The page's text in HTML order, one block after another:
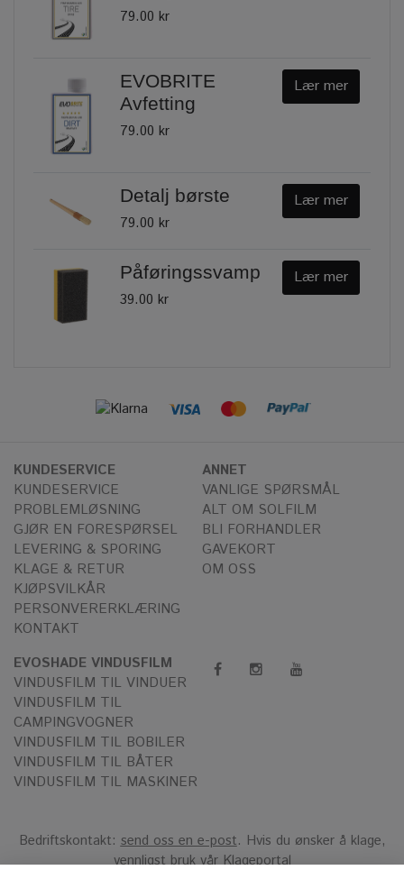
79.00 kr
EVOBRITE
Avfetting
79.00 kr
Lær mer
Detalj børste
79.00 kr
Lær mer
Påføringssvamp
39.00 kr
Lær mer
KUNDESERVICE
KUNDESERVICE
PROBLEMLØSNING
GJØR EN FORESPØRSEL
LEVERING & SPORING
KLAGE & RETUR
KJØPSVILKÅR
PERSONVERERKLÆRING
KONTAKT
ANNET
VANLIGE SPØRSMÅL
ALT OM SOLFILM
BLI FORHANDLER
GAVEKORT
OM OSS
EVOSHADE VINDUSFILM
VINDUSFILM TIL VINDUER
VINDUSFILM TIL
CAMPINGVOGNER
VINDUSFILM TIL BOBILER
VINDUSFILM TIL BÅTER
VINDUSFILM TIL MASKINER
Bedriftskontakt: send oss en e-post. Hvis du ønsker å klage,
vennligst bruk vårKlageportal